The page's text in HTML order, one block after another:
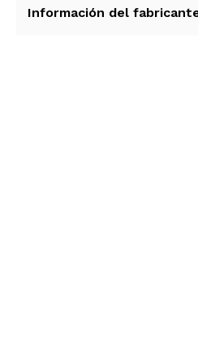
resistente y duradera los
Información del